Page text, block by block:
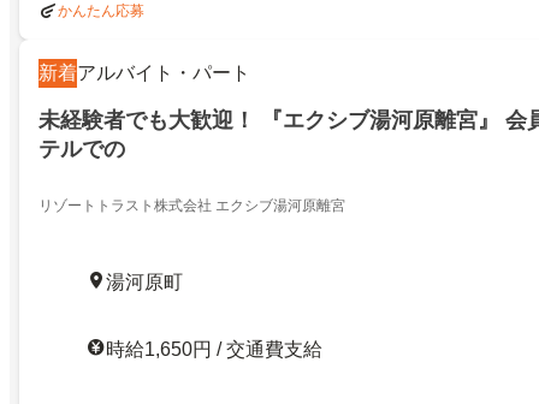
かんたん応募
新着アルバイト・パート
未経験者でも大歓迎！ 『エクシブ湯河原離宮』 会
テルでの
リゾートトラスト株式会社 エクシブ湯河原離宮
湯河原町
時給1,650円 / 交通費支給